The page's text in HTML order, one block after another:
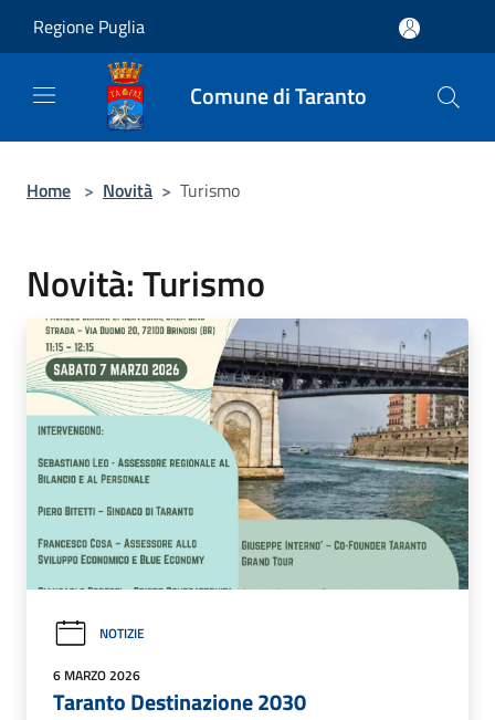
Regione Puglia
Comune di Taranto
Home > Novità > Turismo
Novità: Turismo
NOTIZIE
6 MARZO 2026
Taranto Destinazione 2030